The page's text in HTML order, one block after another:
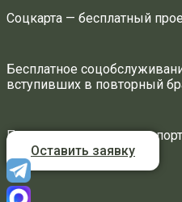
Соцкарта — бесплатный
Бесплатное
вступивших в повторный
Проезд на водном
Оставить заявку